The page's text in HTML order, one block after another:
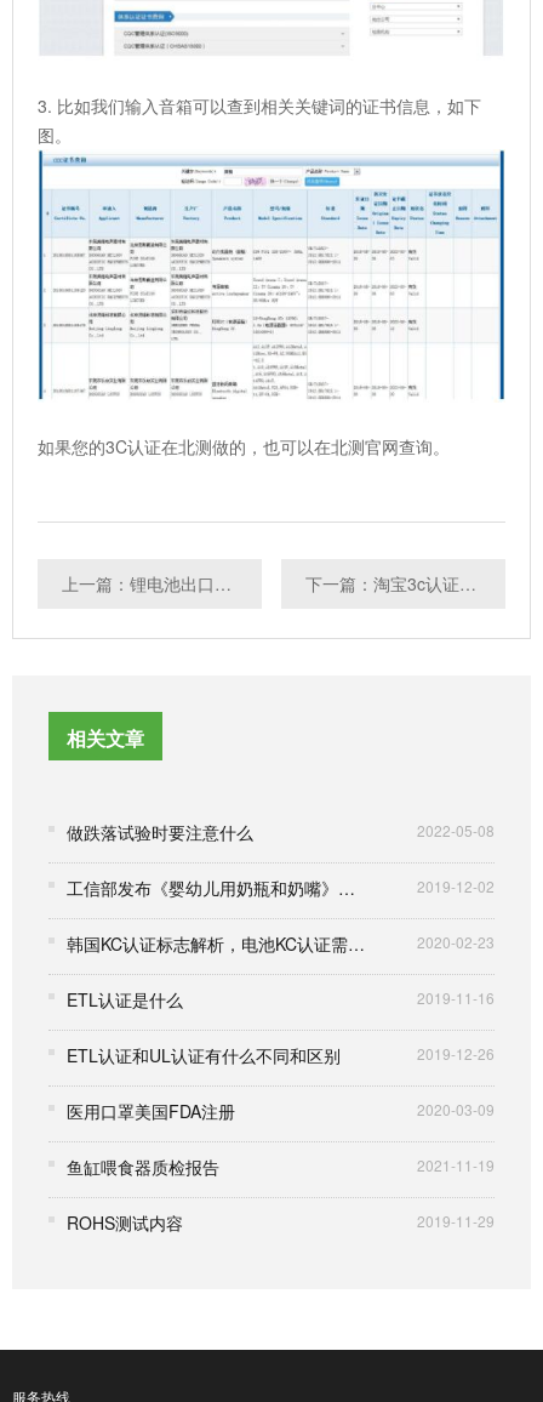
3. 比如我们输入音箱可以查到相关关键词的证书信息，如下
图。
如果您的3C认证在北测做的，也可以在北测官网查询。
上一篇：锂电池出口日本做圆形PSE认证 下一篇：淘宝3c认证有什么解决办法
相关文章
做跌落试验时要注意什么 2022-05-08
工信部发布《婴幼儿用奶瓶和奶嘴》国家标准公示（2019年6月） 2019-12-02
韩国KC认证标志解析，电池KC认证需准备哪些资料 2020-02-23
ETL认证是什么 2019-11-16
ETL认证和UL认证有什么不同和区别 2019-12-26
医用口罩美国FDA注册 2020-03-09
鱼缸喂食器质检报告 2021-11-19
ROHS测试内容 2019-11-29
服务热线